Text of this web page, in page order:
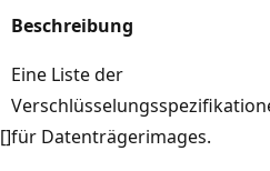
Beschreibung
[]
Eine Liste der
für Datenträgerimages.